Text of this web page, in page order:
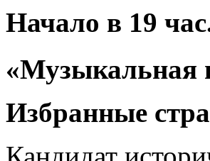
Начало в 19
«Музыкальная
Избранные